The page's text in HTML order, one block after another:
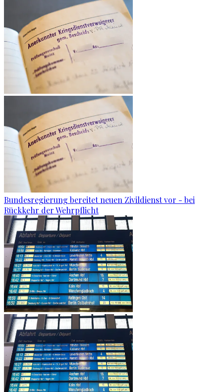
Bundesregierung bereitet neuen Zivildienst vor - bei
Rückkehr der Wehrpflicht